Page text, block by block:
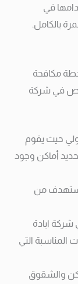
في
بالكامل.
مكافحة
في شركة
حيث يقوم
أماكن وجود
من
ابادة
المناسبة التي
والشقوق